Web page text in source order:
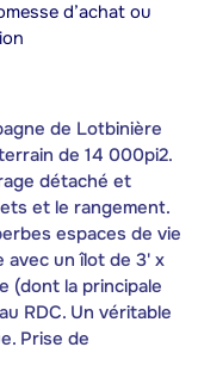
d’achat ou
de Lotbinière
de 14 000pi2.
détaché et
et le rangement.
espaces de vie
avec un îlot de 3' x
(dont la principale
RDC. Un véritable
Prise de